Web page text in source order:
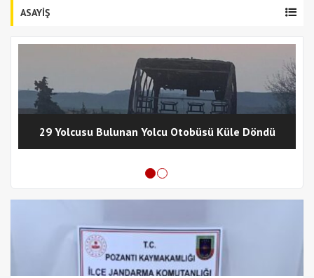
ASAYİŞ
29 Yolcusu Bulunan Yolcu Otobüsü Küle Döndü